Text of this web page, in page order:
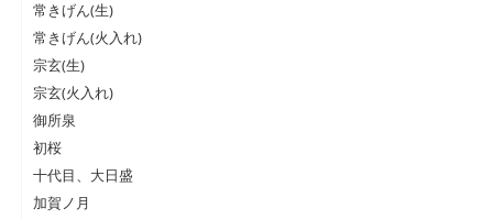
常きげん(生)
常きげん(火入れ)
宗玄(生)
宗玄(火入れ)
御所泉
初桜
十代目、大日盛
加賀ノ月